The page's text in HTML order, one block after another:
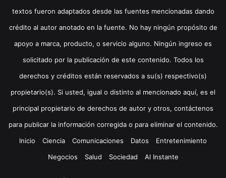
textos fueron adaptados desde las fuentes mencionadas dando
crédito al autor anotado en la fuente. No hay ningún propósito de
apoyo a marca, producto, o servicio alguno. Ningún ingreso es
solicitado por la publicación de este contenido. Todos los
derechos y créditos están reservados a su(s) respectivo(s)
propietario(s). Si usted, igual o distinto al mencionado aquí, es el
principal propietario de derechos de autor y otros, contáctenos
para publicar la información corregida o para eliminar el contenido.
Inicio
Ciencia Comunicaciones Datos
Entretenimiento
Negocios
Salud Sociedad Al Instante